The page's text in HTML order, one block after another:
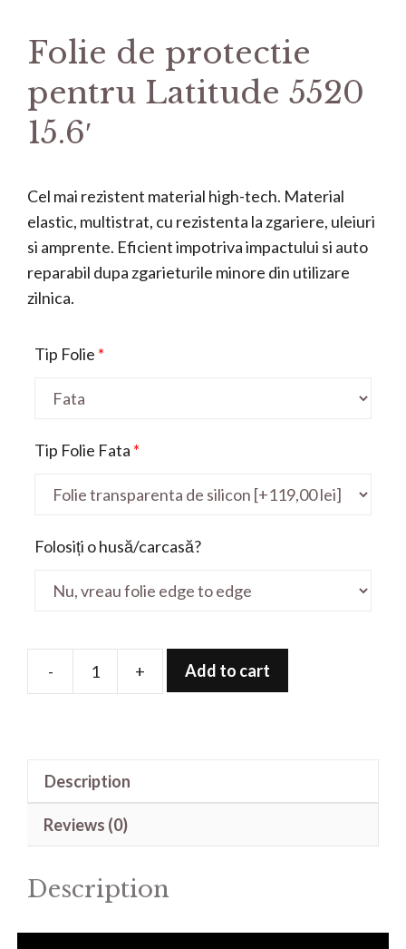
Folie de protectie
pentru Latitude 5520
15.6′
Cel mai rezistent material high-tech. Material
elastic, multistrat, cu rezistenta la zgariere, uleiuri
si amprente. Eficient impotriva impactului si auto
reparabil dupa zgarieturile minore din utilizare
zilnica.
Tip Folie *
Tip Folie Fata *
Folosiți o husă/carcasă?
-
Folie
+ Add to cart
Description
Reviews (0)
Description